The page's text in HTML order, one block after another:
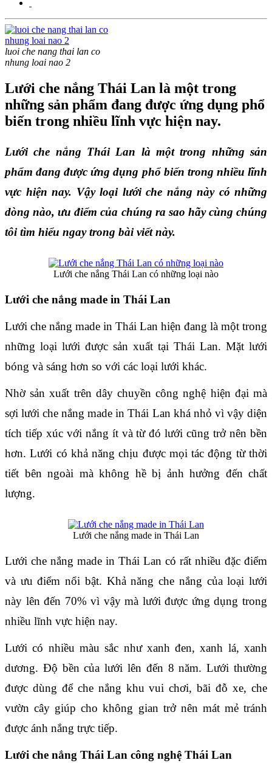
luoi che nang thai lan co
nhung loai nao 2
Lưới che nắng Thái Lan là một trong
những sản phẩm đang được ứng dụng phổ
biến trong nhiều lĩnh vực hiện nay.
Lưới che nắng Thái Lan là một trong những sản
phẩm đang được ứng dụng phổ biến trong nhiều lĩnh
vực hiện nay. Vậy loại lưới che nắng này có những
dòng nào, ưu điểm của chúng ra sao hãy cùng chúng
tôi tìm hiểu ngay trong bài viết này.
Lưới che nắng Thái Lan có những loại nào
Lưới che nắng made in Thái Lan
Lưới che nắng made in Thái Lan hiện đang là một trong
những loại lưới được sản xuất tại Thái Lan. Mặt lưới
bóng và sáng hơn so với các loại lưới khác.
Nhờ sản xuất trên dây chuyền công nghệ hiện đại mà
sợi lưới che nắng made in Thái Lan khá nhỏ vì vậy diện
tích tiếp xúc với nắng ít và từ đó lưới cũng trở nên bền
hơn. Lưới có khả năng chịu được mọi tác động từ thời
tiết bên ngoài mà không hề bị ảnh hưởng đến chất
lượng.
Lưới che nắng made in Thái Lan
Lưới che nắng made in Thái Lan có rất nhiều đặc điểm
và ưu điểm nổi bật. Khả năng che nắng của loại lưới
này lên đến 70% vì vậy mà lưới được ứng dụng trong
nhiều lĩnh vực hiện nay.
Lưới có nhiều màu sắc như xanh đen, xanh lá, xanh
dương. Độ bền của lưới lên đến 8 năm. Lưới thường
được dùng để che nắng khu vui chơi, bãi đỗ xe, che
vườn cây giúp cho không gian trở nên mát mẻ tránh
được ánh nắng trực tiếp.
Lưới che nắng Thái Lan công nghệ Thái Lan